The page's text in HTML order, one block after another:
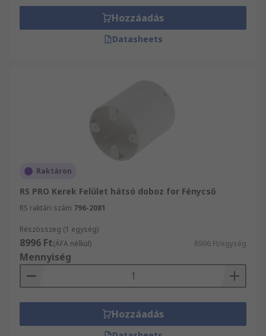
Hozzáadás
Datasheets
Raktáron
RS PRO Kerek Felület hátsó doboz for Fénycső
RS raktári szám 796-2081
Részösszeg (1 egység)
8996 Ft(ÁFA nélkül) 8996 Ft/egység
Mennyiség
Hozzáadás